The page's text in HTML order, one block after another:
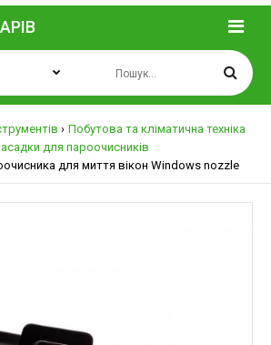
Побутова та кліматична техніка
для пароочисників
для миття вікон Windows nozzle